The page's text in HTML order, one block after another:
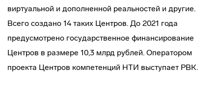
виртуальной и дополненной реальностей и другие.
Всего создано 14 таких Центров. До 2021 года
предусмотрено государственное финансирование
Центров в размере 10,3 млрд рублей. Оператором
проекта Центров компетенций НТИ выступает РВК.